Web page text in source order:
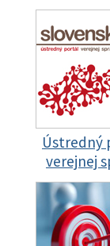
Ústredný
verejnej